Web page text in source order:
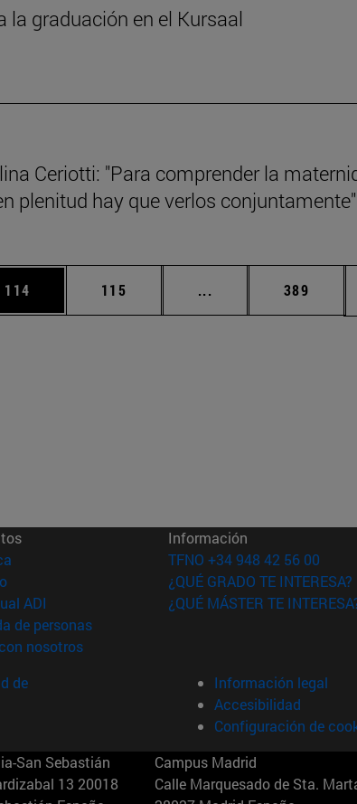
la graduación en el Kursaal
Ceriotti: "Para comprender la
plenitud hay que verlos conjuntamente"
para desplazarse.
Página
114 Página
115 ... Páginas Página
389
(abre en nueva ventana)
(abre en nueva ventana)
ADI (abre en nueva ventana)
de personas(abre en nueva ventana)
nosotros(abre en nueva ventana)
Información
TFNO +34 948 42 56 00
¿QUÉ GRADO TE INTERESA?
¿QUÉ MÁSTER TE
de
Información legal
Accesibilidad
Configuración de
San Sebastián
13 20018
Campus Madrid
Calle Marquesado de Sta.